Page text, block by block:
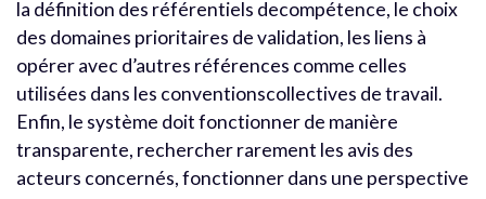
la définition des référentiels decompétence, le choix
des domaines prioritaires de validation, les liens à
opérer avec d’autres références comme celles
utilisées dans les conventionscollectives de travail.
Enfin, le système doit fonctionner de manière
transparente, rechercher rarement les avis des
acteurs concernés, fonctionner dans une perspective